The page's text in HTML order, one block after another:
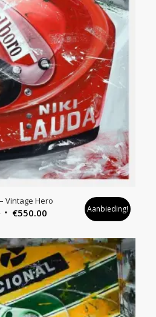
Vintage Hero
Oorspronkelijke
was:
€590.00.
€550.00
is:
€550.00.
Aanbieding!